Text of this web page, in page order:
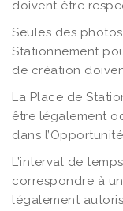
doivent être
Seules des
Stationnement
de création
La Place de
être légalement
dans
L’interval de
correspondre à
légalement